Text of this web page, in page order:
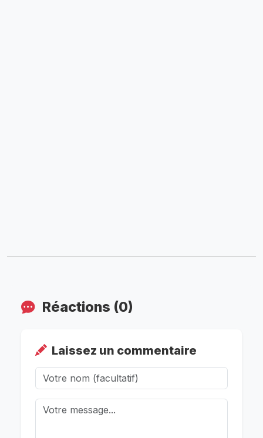
Réactions (0)
Laissez un commentaire